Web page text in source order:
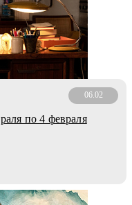
06.02
по 4 февраля